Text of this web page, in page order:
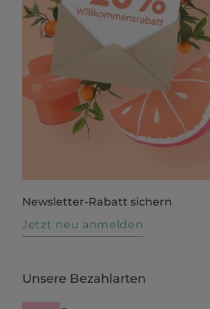
Newsletter-Rabatt sichern
Jetzt neu anmelden
Unsere Bezahlarten